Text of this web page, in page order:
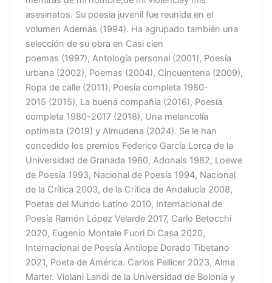
asesinatos. Su poesía juvenil fue reunida en el
volumen Además (1994). Ha agrupado también una
selección de su obra en Casi cien
poemas (1997), Antología personal (2001), Poesía
urbana (2002), Poemas (2004), Cincuentena (2009),
Ropa de calle (2011), Poesía completa 1980-
2015 (2015), La buena compañía (2016), Poesía
completa 1980-2017 (2018), Una melancolía
optimista (2019) y Almudena (2024). Se le han
concedido los premios Federico García Lorca de la
Universidad de Granada 1980, Adonais 1982, Loewe
de Poesía 1993, Nacional de Poesía 1994, Nacional
de la Crítica 2003, de la Crítica de Andalucía 2008,
Poetas del Mundo Latino 2010, Internacional de
Poesía Ramón López Velarde 2017, Carlo Betocchi
2020, Eugenio Montale Fuori Di Casa 2020,
Internacional de Poesía Antílope Dorado Tibetano
2021, Poeta de América. Carlos Pellicer 2023, Alma
Marter. Violani Landi de la Universidad de Bolonia y